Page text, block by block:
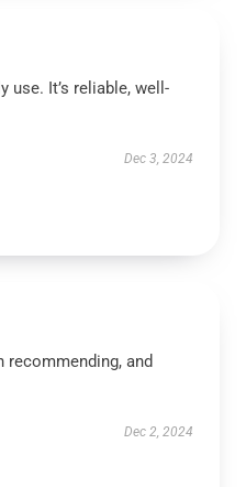
use. It’s reliable, well-
Dec 3, 2024
and
Dec 2, 2024